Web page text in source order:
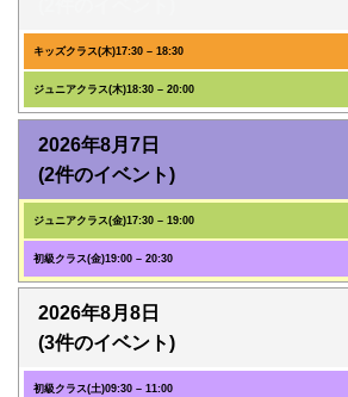
キッズクラス(木)17:30 – 18:30
ジュニアクラス(木)18:30 – 20:00
2026年8月7日
(2件のイベント)
ジュニアクラス(金)17:30 – 19:00
初級クラス(金)19:00 – 20:30
2026年8月8日
(3件のイベント)
初級クラス(土)09:30 – 11:00